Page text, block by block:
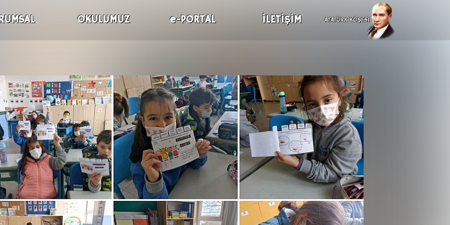
OKULUMUZ e-PORTAL İLETİŞİM ATATÜRK KÖŞESİ